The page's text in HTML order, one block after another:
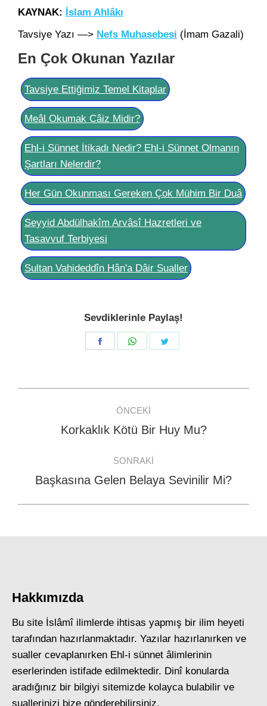
KAYNAK: İslam Ahlâkı
Tavsiye Yazı —> Nefs Muhasebesi (İmam Gazali)
En Çok Okunan Yazılar
Tavsiye Ettiğimiz Temel Kitaplar
Meâl Okumak Câiz Midir?
Ehl-i Sünnet İtikadı Nedir? Ehl-i Sünnet Olmanın
Şartları Nelerdir?
Her Gün Okunması Gereken Çok Mühim Bir Duâ
Seyyid Abdülhakîm Arvâsî Hazretleri ve
Tasavvuf Terbiyesi
Sultan Vahideddîn Hân'a Dâir Sualler
Sevdiklerinle Paylaş!
Share
Share
navigation
ÖNCEKI
Previous
Korkaklık Kötü Bir Huy Mu?
SONRAKI
Next
Başkasına Gelen Belaya Sevinilir Mi?
Hakkımızda
Bu site İslâmî ilimlerde ihtisas yapmış bir ilim heyeti
tarafından hazırlanmaktadır. Yazılar hazırlanırken ve
sualler cevaplanırken Ehl-i sünnet âlimlerinin
eserlerinden istifade edilmektedir. Dinî konularda
aradığınız bir bilgiyi sitemizde kolayca bulabilir ve
suallerinizi bize gönderebilirsiniz.